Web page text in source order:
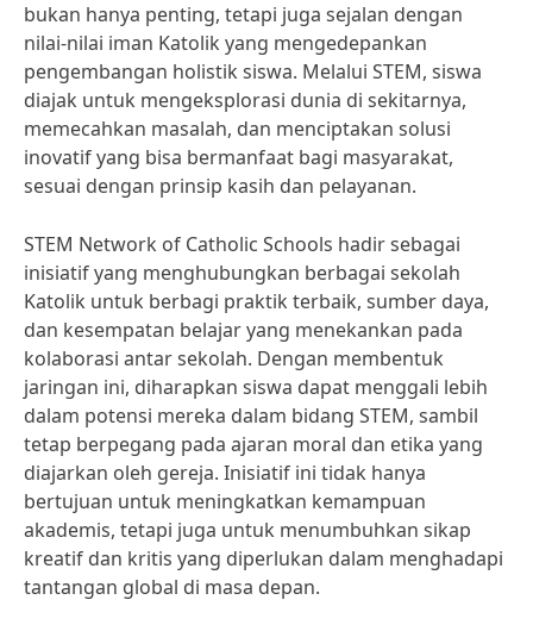
bukan hanya penting, tetapi juga sejalan dengan
nilai-nilai iman Katolik yang mengedepankan
pengembangan holistik siswa. Melalui STEM, siswa
diajak untuk mengeksplorasi dunia di sekitarnya,
memecahkan masalah, dan menciptakan solusi
inovatif yang bisa bermanfaat bagi masyarakat,
sesuai dengan prinsip kasih dan pelayanan.
STEM Network of Catholic Schools hadir sebagai
inisiatif yang menghubungkan berbagai sekolah
Katolik untuk berbagi praktik terbaik, sumber daya,
dan kesempatan belajar yang menekankan pada
kolaborasi antar sekolah. Dengan membentuk
jaringan ini, diharapkan siswa dapat menggali lebih
dalam potensi mereka dalam bidang STEM, sambil
tetap berpegang pada ajaran moral dan etika yang
diajarkan oleh gereja. Inisiatif ini tidak hanya
bertujuan untuk meningkatkan kemampuan
akademis, tetapi juga untuk menumbuhkan sikap
kreatif dan kritis yang diperlukan dalam menghadapi
tantangan global di masa depan.